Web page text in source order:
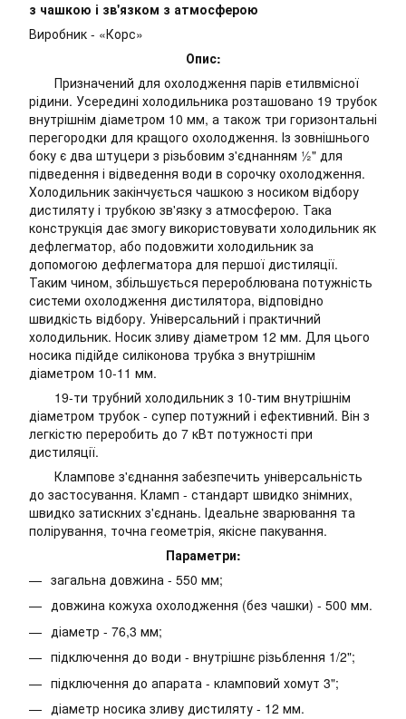
з чашкою і зв'язком з атмосферою
Виробник - «Корс»
Опис:
Призначений для охолодження парів етилвмісної
рідини. Усередині холодильника розташовано 19 трубок
внутрішнім діаметром 10 мм, а також три горизонтальні
перегородки для кращого охолодження. Із зовнішнього
боку є два штуцери з різьбовим з'єднанням ½" для
підведення і відведення води в сорочку охолодження.
Холодильник закінчується чашкою з носиком відбору
дистиляту і трубкою зв'язку з атмосферою. Така
конструкція дає змогу використовувати холодильник як
дефлегматор, або подовжити холодильник за
допомогою дефлегматора для першої дистиляції.
Таким чином, збільшується перероблювана потужність
системи охолодження дистилятора, відповідно
швидкість відбору. Універсальний і практичний
холодильник. Носик зливу діаметром 12 мм. Для цього
носика підійде силіконова трубка з внутрішнім
діаметром 10-11 мм.
19-ти трубний холодильник з 10-тим внутрішнім
діаметром трубок - супер потужний і ефективний. Він з
легкістю переробить до 7 кВт потужності при
дистиляції.
Клампове з'єднання забезпечить універсальність
до застосування. Кламп - стандарт швидко знімних,
швидко затискних з'єднань. Ідеальне зварювання та
полірування, точна геометрія, якісне пакування.
Параметри:
загальна довжина - 550 мм;
довжина кожуха охолодження (без чашки) - 500 мм.
діаметр - 76,3 мм;
підключення до води - внутрішнє різьблення 1/2";
підключення до апарата - кламповий хомут 3";
діаметр носика зливу дистиляту - 12 мм.